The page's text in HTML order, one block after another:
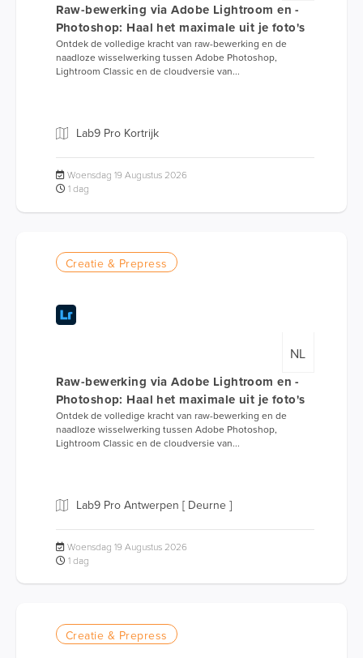
Raw-bewerking via Adobe Lightroom en -
Photoshop: Haal het maximale uit je foto's
Ontdek de volledige kracht van raw-bewerking en de
naadloze wisselwerking tussen Adobe Photoshop,
Lightroom Classic en de cloudversie van...
Lab9 Pro Kortrijk
Woensdag 19 Augustus 2026
1 dag
Creatie & Prepress
NL
Raw-bewerking via Adobe Lightroom en -
Photoshop: Haal het maximale uit je foto's
Ontdek de volledige kracht van raw-bewerking en de
naadloze wisselwerking tussen Adobe Photoshop,
Lightroom Classic en de cloudversie van...
Lab9 Pro Antwerpen [ Deurne ]
Woensdag 19 Augustus 2026
1 dag
Creatie & Prepress